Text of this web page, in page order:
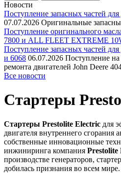
Новости
Поступление запасных частей для
07.07.2026 Оригинальные
Поступление оригинального
7800 и ALL FLEET EXTREME
Поступление запасных частей
и 6068 06.07.2026 Поступление на
ремонта двигателей John Deere
Все новости
Стартеры
Стартеры Prestolite Electric для
двигателя внутреннего сгорания
собственные инновационные
инжиниринга компания Prestolite
производстве генераторов,
добилась признания во всем мире.